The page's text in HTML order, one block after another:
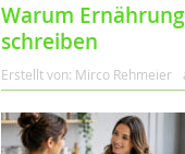
Warum
schreiben
Erstellt von: Mirco Rehmeier